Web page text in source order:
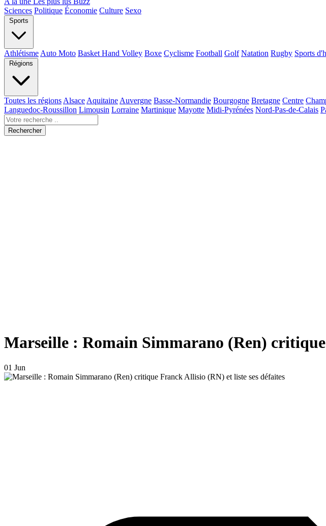
Sciences Politique Économie Culture Sexo
Sports
Athlétisme Auto Moto Basket Hand Volley Boxe Cyclisme Football Golf Natation Rugby Sports
Régions
Toutes les régions Alsace Aquitaine Auvergne Basse-Normandie Bourgogne Bretagne Centre
Languedoc-Roussillon Limousin Lorraine Martinique Mayotte Midi-Pyrénées Nord-Pas-de-Calais
Rechercher
Marseille : Romain Simmarano (Ren)
01 Jun